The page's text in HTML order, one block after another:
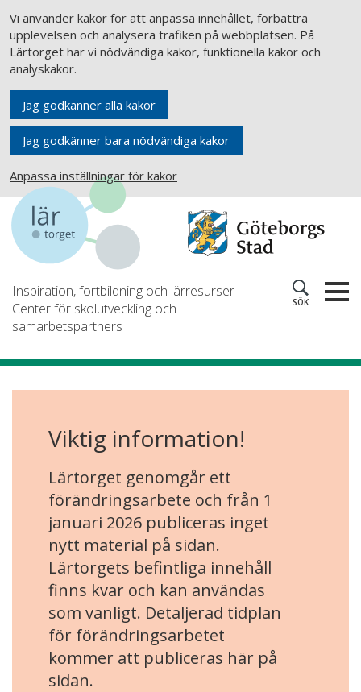
Vi använder kakor för att anpassa innehållet, förbättra
upplevelsen och analysera trafiken på webbplatsen. På
Lärtorget har vi nödvändiga kakor, funktionella kakor och
analyskakor.
Jag godkänner alla kakor
Jag godkänner bara nödvändiga kakor
Anpassa inställningar för kakor
Inspiration, fortbildning och lärresurser
Center för skolutveckling och
samarbetspartners
SÖK
Viktig information!
Lärtorget genomgår ett
förändringsarbete och från 1
januari 2026 publiceras inget
nytt material på sidan.
Lärtorgets befintliga innehåll
finns kvar och kan användas
som vanligt. Detaljerad tidplan
för förändringsarbetet
kommer att publiceras här på
sidan.